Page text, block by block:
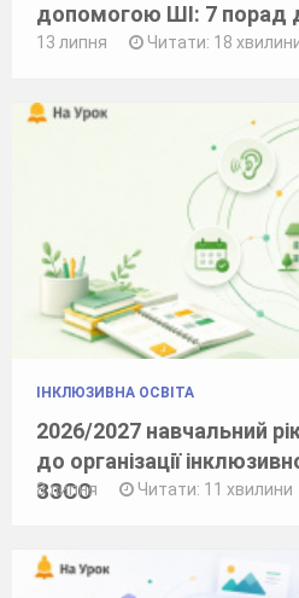
допомогою ШІ: 7 порад
13 липня Читати: 18
ІНКЛЮЗИВНА ОСВІТА
2026/2027 навчальний
до організації
ЗЗСО
8 липня Читати: 11 хвилини